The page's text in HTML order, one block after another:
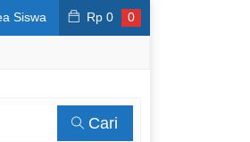
Siswa Rp 0 0
Cari